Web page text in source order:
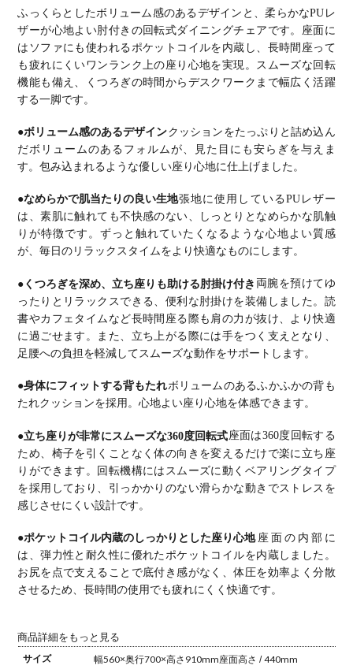
ダークレッ
ド
ン ホワイト
ブラック
ック ライト
ブラウン
グレージュ
ブラック
ダン ブラッ
ク グレージ
ふっくらとしたボリューム感のあるデザインと、柔らかなPUレ
ザーが心地よい肘付きの回転式ダイニングチェアです。 座面に
はソファにも使われるポケットコイルを内蔵し、長時間座って
も疲れにくいワンランク上の座り心地を実現。
スムーズな回転
機能も備え、くつろぎの時間からデスクワークまで幅広く活躍
する一脚です。
●ボリューム感のあるデザインクッションをたっぷりと詰め込ん
だボリュームのあるフォルムが、見た目にも安らぎを与えま
す。包み込まれるような優しい座り心地に仕上げました。
●なめらかで肌当たりの良い生地張地に使用しているPUレザー
は、素肌に触れても不快感のない、しっとりとなめらかな肌触
りが特徴です。ずっと触れていたくなるような心地よい質感
が、毎日のリラックスタイムをより快適なものにします。
●くつろぎを深め、立ち座りも助ける肘掛け付き 両腕を預けてゆ
ったりとリラックスできる、便利な肘掛けを装備しました。 読
書やカフェタイムなど長時間座る際も肩の力が抜け、より快適
に過ごせます。
また、立ち上がる際には手をつく支えとなり、
足腰への負担を軽減してスムーズな動作をサポートします。
●身体にフィットする背もたれボリュームのあるふかふかの背も
たれクッションを採用。心地よい座り心地を体感できます。
●立ち座りが非常にスムーズな360度回転式座面は360度回転する
ため、椅子を引くことなく体の向きを変えるだけで楽に立ち座
りができます。 回転機構にはスムーズに動くベアリングタイプ
を採用しており、引っかかりのない滑らかな動きでストレスを
感じさせにくい設計です。
●ポケットコイル内蔵のしっかりとした座り心地座面の内部に
は、弾力性と耐久性に優れたポケットコイルを内蔵しました。
お尻を点で支えることで底付き感がなく、体圧を効率よく分散
させるため、長時間の使用でも疲れにくく快適です。
商品詳細をもっと見る
サイズ
幅560×奥行700×高さ910mm座面高さ / 440mm